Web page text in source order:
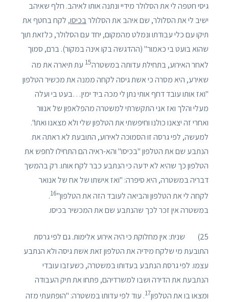
גיסי חטפה לי את הסלולר מידיי ונתנה אותו לאיהב. חלף שאיהב
ישיב לי את הסלולר, שם איהב את הסלולרבכיסו, לקח בחטף את
תיקו עם כלי עבודתו ונמלט מהמקום, יחד עם הסלולר, כלזאת תוך
שהוא בועט בי כאמור" (ההדגשה בקו אינה במקור). ברם, סמוך
לאחר האירוע, בתחילת עדותה במשטרה15 עת תיארה את מה
שאירע, היא מסרה כי אשת גיסה לקחה ממנה את מכשיר הטלפון
"ואז אותו עובד דחף אותי נתן לי מכה ביד ימין…בעט בי ועלה
מעלי והלך ואז אני התקשרתי למשטרה מהפלאפון של אנוור
ואחרי זה יצאנו כולנו וחיפשתי את הטלפון שלי ולא מצאנו ואתו".
למעשה, לפי גרסה זו הסמוכה לאירוע, התובעת לא ראתה את
הנתבע שם את הטלפון "בכיסו" והא-ראיה הם התחילו לחפש את
הטלפון כך שהיא לא ידעה כי הנתבע כבר לקח אותו. רק בהמשך
דבריה במשטרה, היא סיפרה: "ואז אישתו של אח של אנואר
לקחה לי את הטלפון והביאה לעובד הזה את הטלפון"16
.
במשטרה אין זכר לכך שהנתבע שם את המכשיר בכיסו.
25) שנית: אין מחלוקת כי היה אירוע אלימות. גם לפי גרסת
התובעת מי שלקח מידיה את הטלפון זאת אשת גיסה ולא הנתבע
עצמו. לפי גרסת הנתבע בעדותו במשטרה, כשעזבו עובדי
הנתבעת את הדירה ושבו למשרדיהם, פתחו את תיק העבודה
ומצאו בו את הטלפון17. עוד לפי עדותו במשטרה: "הופתעתי מזה